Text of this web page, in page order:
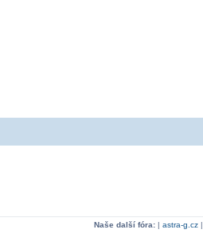
Naše další fóra:| astra-g.cz|